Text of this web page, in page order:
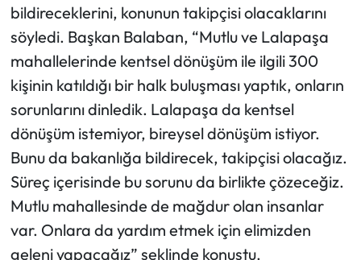
bildireceklerini, konunun takipçisi olacaklarını
söyledi. Başkan Balaban, “Mutlu ve Lalapaşa
mahallelerinde kentsel dönüşüm ile ilgili 300
kişinin katıldığı bir halk buluşması yaptık, onların
sorunlarını dinledik. Lalapaşa da kentsel
dönüşüm istemiyor, bireysel dönüşüm istiyor.
Bunu da bakanlığa bildirecek, takipçisi olacağız.
Süreç içerisinde bu sorunu da birlikte çözeceğiz.
Mutlu mahallesinde de mağdur olan insanlar
var. Onlara da yardım etmek için elimizden
geleni yapacağız” şeklinde konuştu.